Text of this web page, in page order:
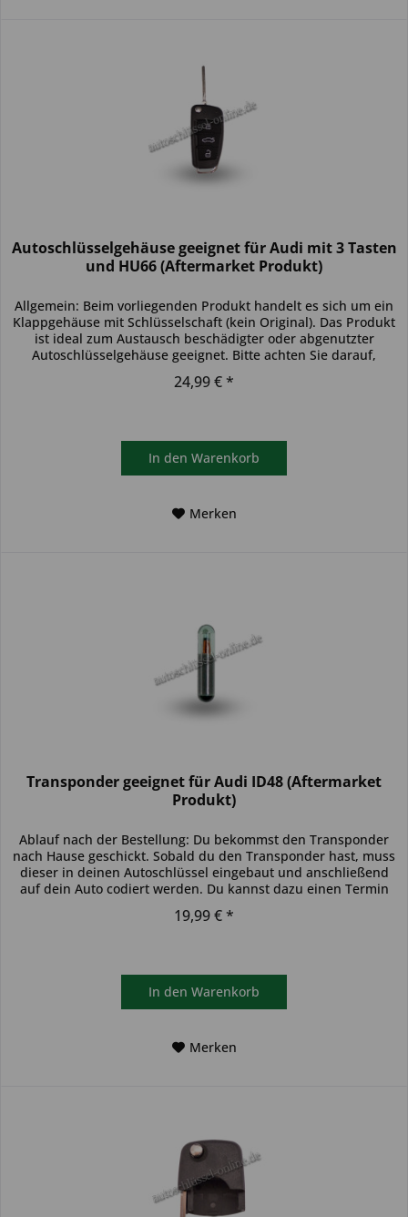
Autoschlüsselgehäuse geeignet für Audi mit 3 Tasten
und HU66 (Aftermarket Produkt)
Allgemein: Beim vorliegenden Produkt handelt es sich um ein
Klappgehäuse mit Schlüsselschaft (kein Original). Das Produkt
ist ideal zum Austausch beschädigter oder abgenutzter
Autoschlüsselgehäuse geeignet. Bitte achten Sie darauf,
24,99 € *
In den Warenkorb
Merken
Transponder geeignet für Audi ID48 (Aftermarket
Produkt)
Ablauf nach der Bestellung: Du bekommst den Transponder
nach Hause geschickt. Sobald du den Transponder hast, muss
dieser in deinen Autoschlüssel eingebaut und anschließend
auf dein Auto codiert werden. Du kannst dazu einen Termin
19,99 € *
In den Warenkorb
Merken